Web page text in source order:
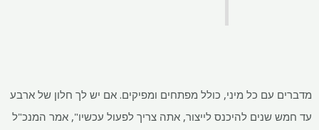
כל מיני, כולל מפתחים ומפיקים. אם יש לך חלון של ארבע
להיכנס לייצור, אתה צריך לפעול עכשיו", אמר המנכ"ל